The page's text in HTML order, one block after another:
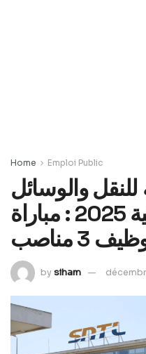
Home Emploi Public
والوسائل
اللوجيستيكية 2025 : مباراة
3 مناصب
bysiham